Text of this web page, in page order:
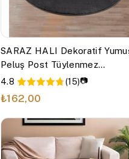
SARAZ HALI Dekoratif
Peluş Post Tüylenmez
YUVARLAK PUFFY ANTRASİT
4.8 (15)📷
₺162,00